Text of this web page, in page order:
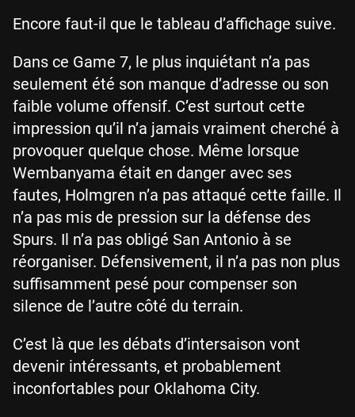
Encore faut-il que le tableau d’affichage suive.
Dans ce Game 7, le plus inquiétant n’a pas
seulement été son manque d’adresse ou son
faible volume offensif. C’est surtout cette
impression qu’il n’a jamais vraiment cherché à
provoquer quelque chose. Même lorsque
Wembanyama était en danger avec ses
fautes, Holmgren n’a pas attaqué cette faille. Il
n’a pas mis de pression sur la défense des
Spurs. Il n’a pas obligé San Antonio à se
réorganiser. Défensivement, il n’a pas non plus
suffisamment pesé pour compenser son
silence de l’autre côté du terrain.
C’est là que les débats d’intersaison vont
devenir intéressants, et probablement
inconfortables pour Oklahoma City.